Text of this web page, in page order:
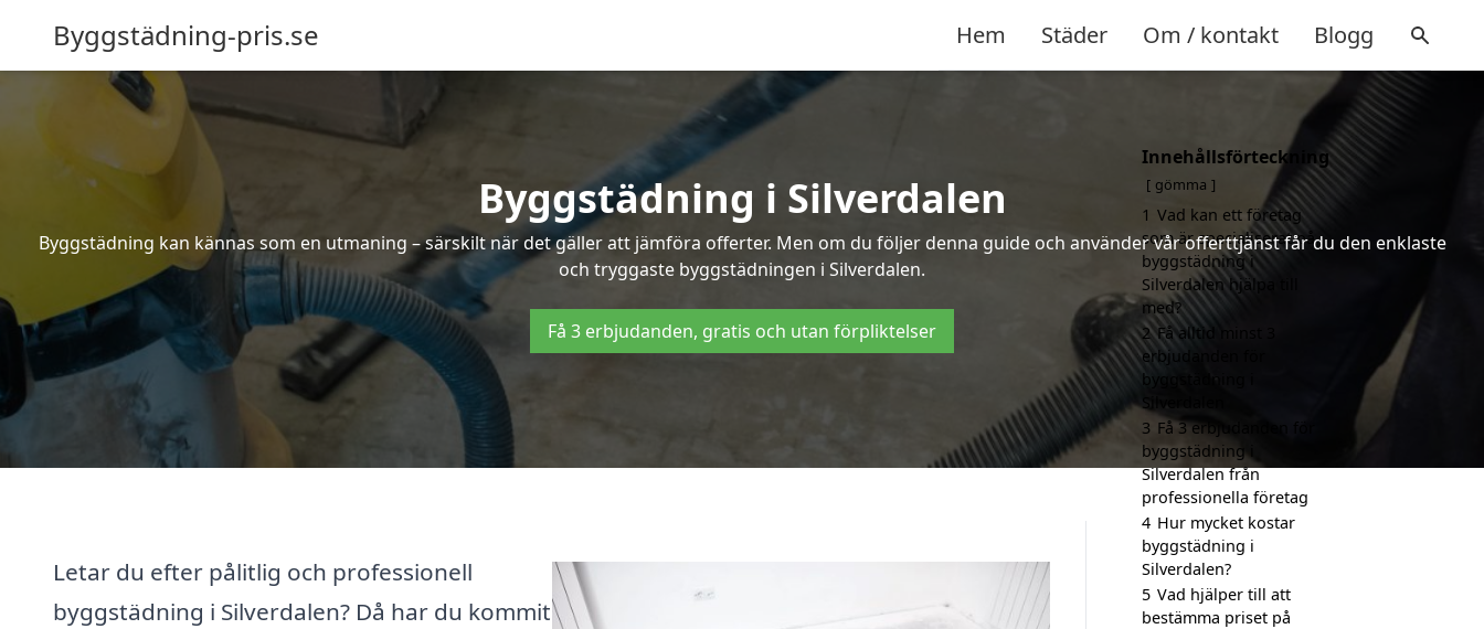
Byggstädning-pris.se Hem Städer Om / kontakt Blogg
Byggstädning i Silverdalen
Byggstädning kan kännas som en utmaning – särskilt när det gäller att jämföra offerter. Men om du följer denna guide och använder vår offerttjänst får du den enklaste
och tryggaste byggstädningen i Silverdalen.
Få 3 erbjudanden, gratis och utan förpliktelser
Letar du efter pålitlig och professionell
byggstädning i Silverdalen? Då har du kommit
Innehållsförteckning
gömma
1 Vad kan ett företag
som är specialiserat på
byggstädning i
Silverdalen hjälpa till
med?
2 Få alltid minst 3
erbjudanden för
byggstädning i
Silverdalen
3 Få 3 erbjudanden för
byggstädning i
Silverdalen från
professionella företag
4 Hur mycket kostar
byggstädning i
Silverdalen?
5 Vad hjälper till att
bestämma priset på